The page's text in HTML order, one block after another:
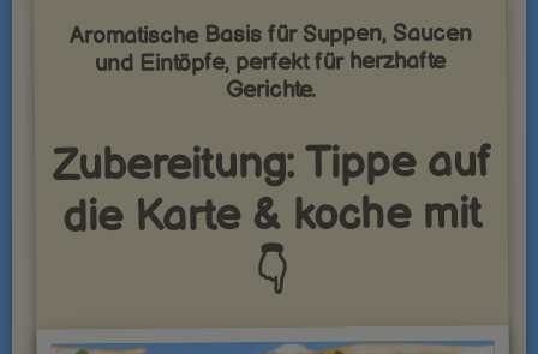
Aromatische Basis für Suppen, Saucen
und Eintöpfe, perfekt für herzhafte
Gerichte.
Zubereitung: Tippe auf
die Karte & koche mit
👇